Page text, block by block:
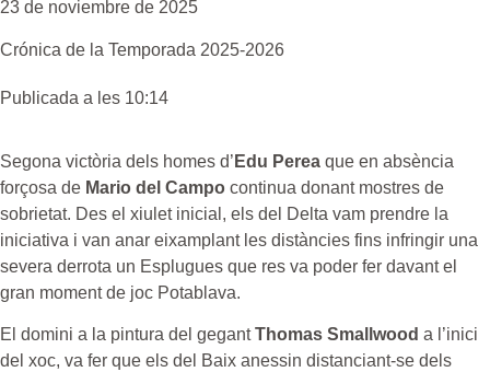
23 de noviembre de 2025
Crónica de la Temporada 2025-2026
Publicada a les 10:14
Segona victòria dels homes d’ Edu Perea que en absència
forçosa de Mario del Campo continua donant mostres de
sobrietat. Des el xiulet inicial, els del Delta vam prendre la
iniciativa i van anar eixamplant les distàncies fins infringir una
severa derrota un Esplugues que res va poder fer davant el
gran moment de joc Potablava.
El domini a la pintura del gegantThomas Smallwood a l’inici
del xoc, va fer que els del Baix anessin distanciant-se dels